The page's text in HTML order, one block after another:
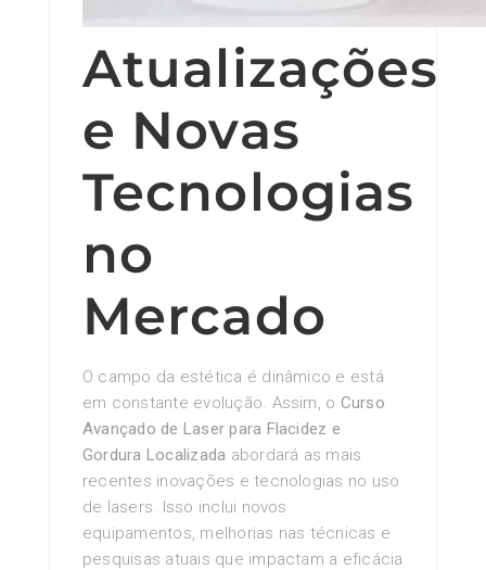
Atualizações
e Novas
Tecnologias
no
Mercado
O campo da estética é dinâmico e está
em constante evolução. Assim, o Curso
Avançado de Laser para Flacidez e
Gordura Localizada abordará as mais
recentes inovações e tecnologias no uso
de lasers. Isso inclui novos
equipamentos, melhorias nas técnicas e
pesquisas atuais que impactam a eficácia